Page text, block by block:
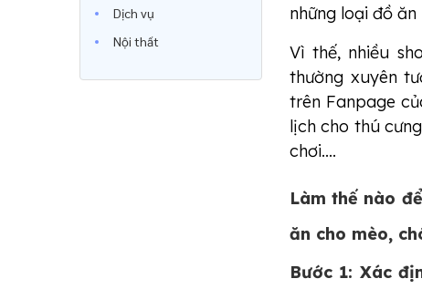
Dịch vụ
Nội thất
những loại đồ
Vì thế, nhiều
thường xuyên
trên Fanpage
lịch cho thú
chơi....
Làm thế nào
ăn cho mèo,
Bước 1: Xác